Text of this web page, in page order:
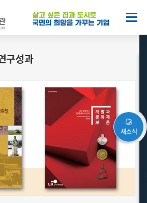
열기
구성과